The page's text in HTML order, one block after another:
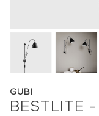
GUBI
BESTLITE